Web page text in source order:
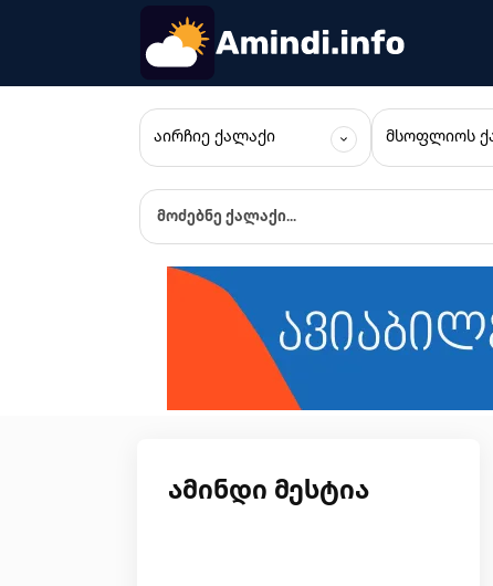
ᲐᲘᲠᲩᲘᲔ ᲥᲐᲚᲐᲥᲘ ᲛᲡᲝᲤᲚᲘᲝᲡ
მოძებნე ქალაქი...
ამინდი მესტია